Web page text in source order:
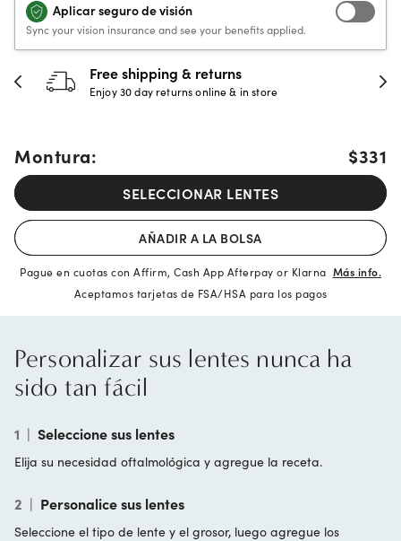
Aplicar seguro de visión
Sync your vision insurance and see your benefits applied.
& in store
30-day happiness
Full refund or replacement
Montura: $331
SELECCIONAR LENTES
AÑADIR A LA BOLSA
Pague en cuotas con Affirm, Cash App Afterpay or Klarna Más info.
Aceptamos tarjetas de FSA/HSA para los pagos
Personalizar sus lentes nunca ha
sido tan fácil
1 | Seleccione sus lentes
Elija su necesidad oftalmológica y agregue la receta.
2 | Personalice sus lentes
Seleccione el tipo de lente y el grosor, luego agregue los